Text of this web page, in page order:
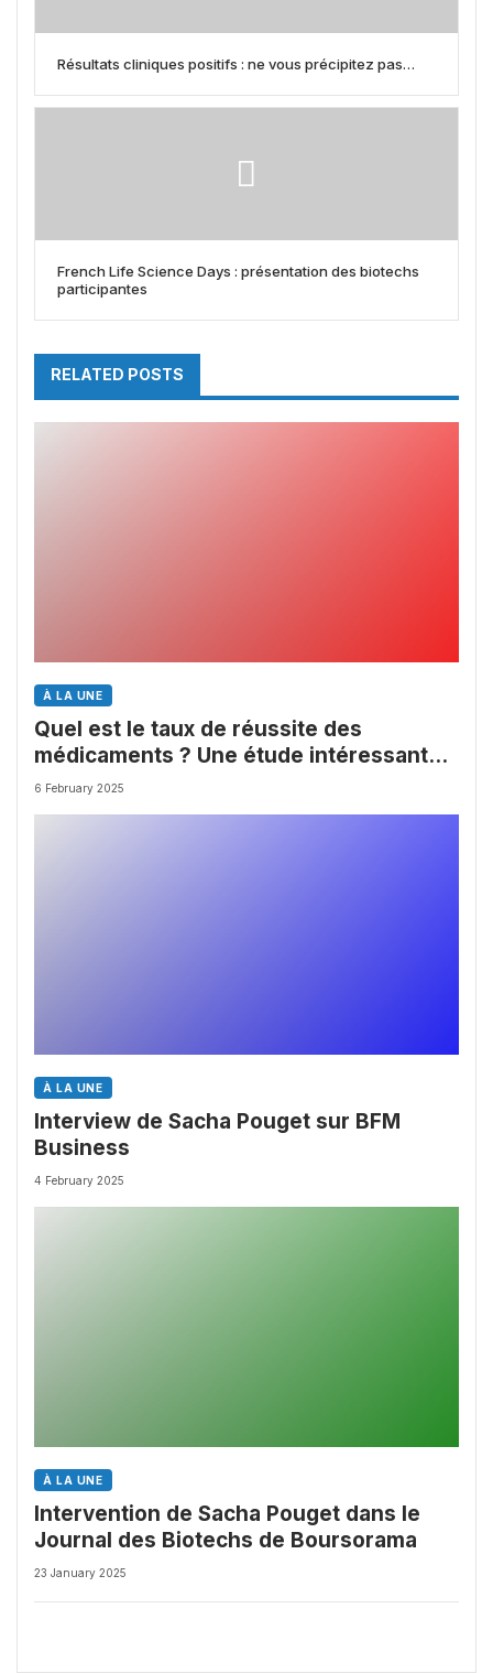
Résultats cliniques positifs : ne vous précipitez pas…
French Life Science Days : présentation des biotechs
participantes
RELATED POSTS
À LA UNE
Quel est le taux de réussite des
médicaments ? Une étude intéressante
chez les Big Pharmas
6 February 2025
À LA UNE
Interview de Sacha Pouget sur BFM
Business
4 February 2025
À LA UNE
Intervention de Sacha Pouget dans le
Journal des Biotechs de Boursorama
23 January 2025